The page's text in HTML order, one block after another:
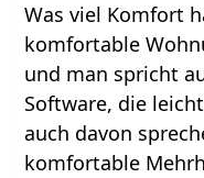
Was viel Komfort
komfortable
und man spricht
Software, die
auch davon
komfortable